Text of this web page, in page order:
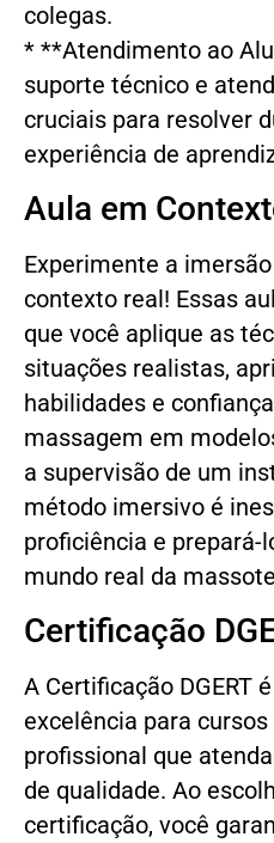
colegas.
* **Atendimento ao
suporte técnico e
cruciais para resolver
experiência de
Aula em
Experimente a
contexto real! Essas
que você aplique as
situações realistas,
habilidades e
massagem em
a supervisão de um
método imersivo é
proficiência e prepará-
mundo real da
Certificação
A Certificação DGERT
excelência para
profissional que
de qualidade. Ao
certificação, você